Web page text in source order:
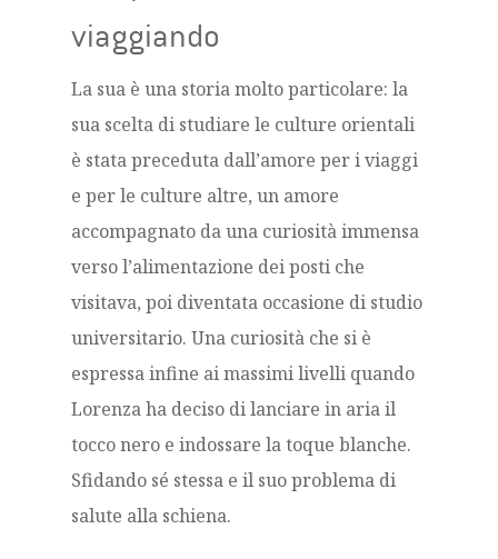
viaggiando
La sua è una storia molto particolare: la
sua scelta di studiare le culture orientali
è stata preceduta dall’amore per i viaggi
e per le culture altre, un amore
accompagnato da una curiosità immensa
verso l’alimentazione dei posti che
visitava, poi diventata occasione di studio
universitario. Una curiosità che si è
espressa infine ai massimi livelli quando
Lorenza ha deciso di lanciare in aria il
tocco nero e indossare la toque blanche.
Sfidando sé stessa e il suo problema di
salute alla schiena.